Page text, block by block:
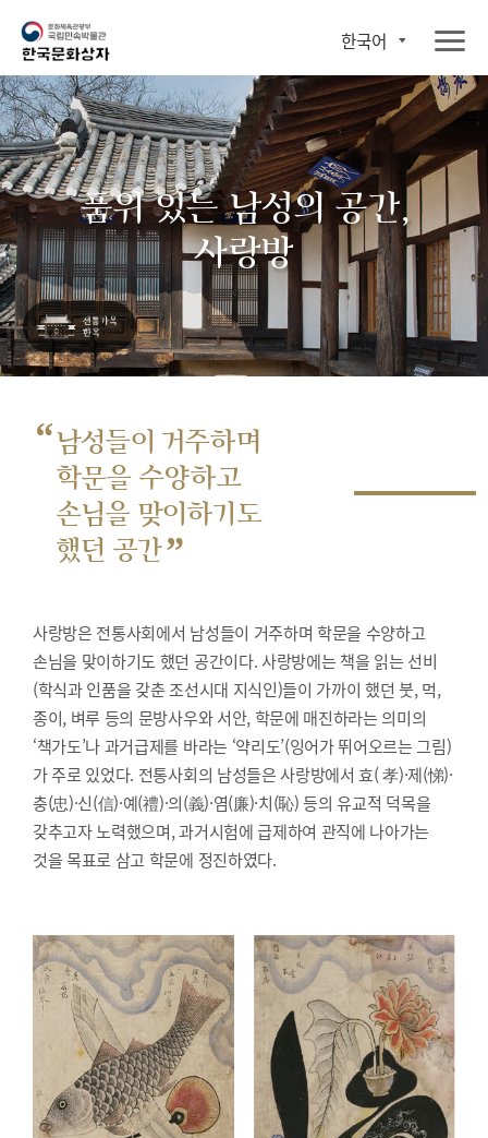
한국어
품위 있는 남성의 공간,
사랑방
“남성들이 거주하며
학문을 수양하고
손님을 맞이하기도
했던 공간”
사랑방은 전통사회에서 남성들이 거주하며 학문을 수양하고
손님을 맞이하기도 했던 공간이다. 사랑방에는 책을 읽는 선비
(학식과 인품을 갖춘 조선시대 지식인)들이 가까이 했던 붓, 먹,
종이, 벼루 등의 문방사우와 서안, 학문에 매진하라는 의미의
‘책가도’나 과거급제를 바라는 ‘약리도’(잉어가 뛰어오르는 그림)
가 주로 있었다. 전통사회의 남성들은 사랑방에서 효( 孝)·제(悌)·
충(忠)·신(信)·예(禮)·의(義)·염(廉)·치(恥) 등의 유교적 덕목을
갖추고자 노력했으며, 과거시험에 급제하여 관직에 나아가는
것을 목표로 삼고 학문에 정진하였다.